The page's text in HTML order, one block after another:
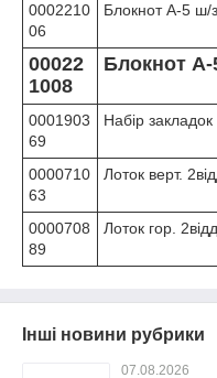
0002210
06
Блокнот А-5 ш/
00022
1008
Блокнот А-
0001903
69
Набір
0000710
63
Лоток верт.
0000708
89
Лоток гор.
Інші новини рубрики
07.08.2026